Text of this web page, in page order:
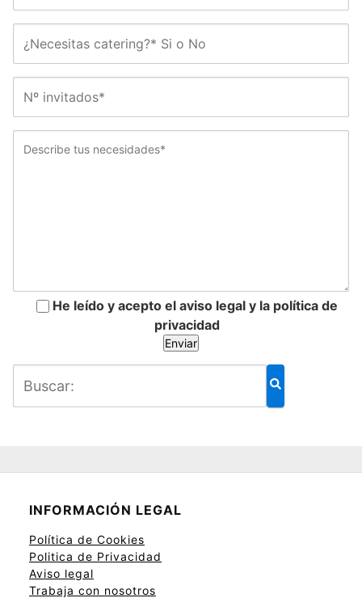
He leído y acepto el aviso legal y la política de
privacidad
INFORMACIÓN LEGAL
Política de Cookies
Politica de Privacidad
Aviso legal
Trabaja con nosotros